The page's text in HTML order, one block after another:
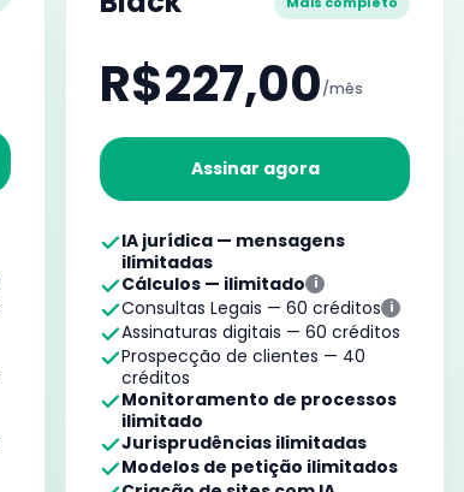
R$227,00/mês
Assinar agora
IA jurídica — mensagens
ilimitadas
Cálculos — ilimitado i
Consultas Legais — 60 créditos i
Assinaturas digitais — 60 créditos
Prospecção de clientes — 40
créditos
Monitoramento de processos
ilimitado
Jurisprudências ilimitadas
Modelos de petição ilimitados